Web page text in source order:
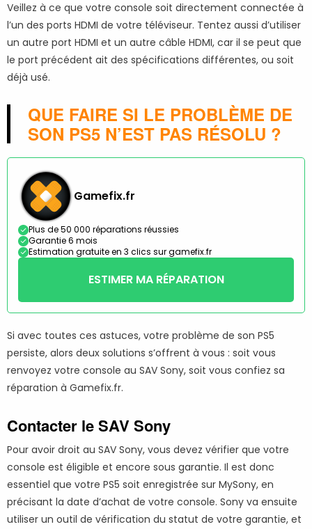
Veillez à ce que votre console soit directement connectée à
l’un des ports HDMI de votre téléviseur. Tentez aussi d’utiliser
un autre port HDMI et un autre câble HDMI, car il se peut que
le port précédent ait des spécifications différentes, ou soit
déjà usé.
QUE FAIRE SI LE PROBLÈME DE
SON PS5 N’EST PAS RÉSOLU ?
Gamefix.fr
Plus de 50 000 réparations réussies
Garantie 6 mois
Estimation gratuite en 3 clics sur gamefix.fr
ESTIMER MA RÉPARATION
Si avec toutes ces astuces, votre problème de son PS5
persiste, alors deux solutions s’offrent à vous : soit vous
renvoyez votre console au SAV Sony, soit vous confiez sa
réparation à Gamefix.fr.
Contacter le SAV Sony
Pour avoir droit au SAV Sony, vous devez vérifier que votre
console est éligible et encore sous garantie. Il est donc
essentiel que votre PS5 soit enregistrée sur MySony, en
précisant la date d’achat de votre console. Sony va ensuite
utiliser un outil de vérification du statut de votre garantie, et